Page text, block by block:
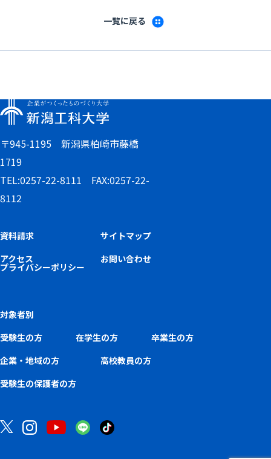
一覧に戻る
〒945-1195 新潟県柏崎市藤橋
1719
TEL:0257-22-8111 FAX:0257-22-
8112
資料請求
サイトマップ
アクセス
お問い合わせ
プライバシーポリシー
対象者別
受験生の方
在学生の方
卒業生の方
企業・地域の方
高校教員の方
受験生の保護者の方